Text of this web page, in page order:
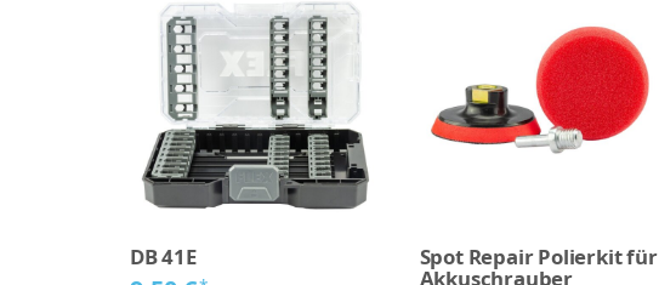
DB 41E Spot Repair Polierkit für
Akkuschrauber